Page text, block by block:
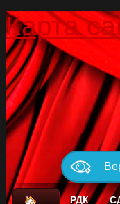
Карта
РДК